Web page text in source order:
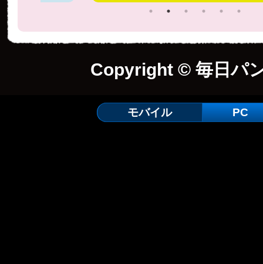
Copyright © 毎日パ
モバイル PC